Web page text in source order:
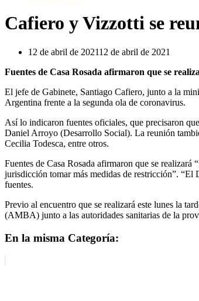
Cafiero y Vizzotti se
12 de abril de 202112 de abril de 2021
Fuentes de Casa Rosada afirmaron que se
El jefe de Gabinete, Santiago Cafiero, junto a la
Argentina frente a la segunda ola de coronavirus.
Así lo indicaron fuentes oficiales, que precisaron
Daniel Arroyo (Desarrollo Social). La reunión
Cecilia Todesca, entre otros.
Fuentes de Casa Rosada afirmaron que se
jurisdicción tomar más medidas de restricción”.
fuentes.
Previo al encuentro que se realizará este lunes la
(AMBA) junto a las autoridades sanitarias de la
En la misma Categoría: